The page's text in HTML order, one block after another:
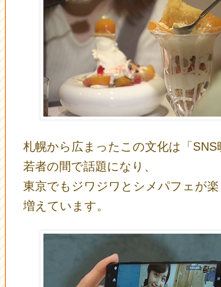
札幌から広まったこの文化は「
若者の間で話題になり、
東京でもジワジワとシメパフェが
増えています。